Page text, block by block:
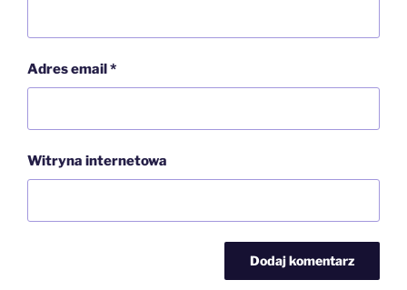
Adres email*
Witryna internetowa